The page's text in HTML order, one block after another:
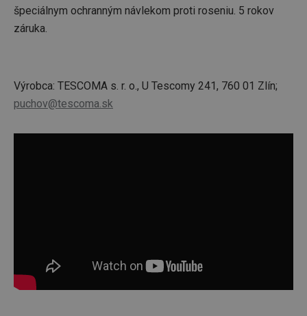
špeciálnym ochranným návlekom proti roseniu. 5 rokov
záruka.
Výrobca: TESCOMA s. r. o., U Tescomy 241, 760 01 Zlín;
puchov@tescoma.sk